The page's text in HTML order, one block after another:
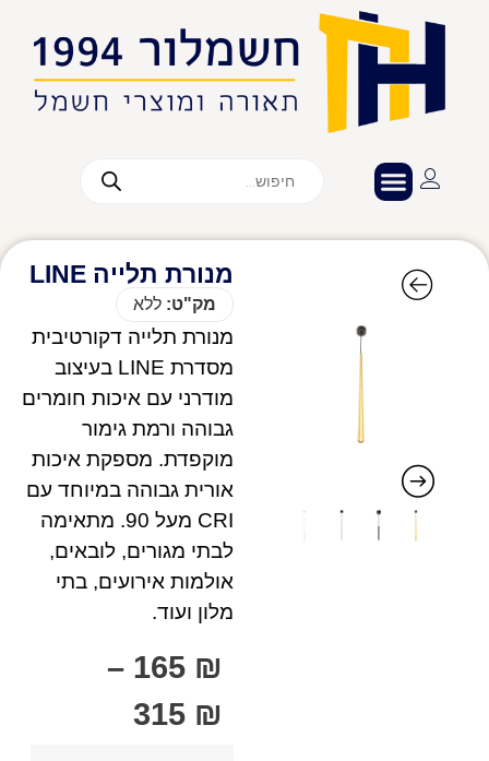
מנורת תלייה LINE
מק"ט: ללא
מנורת תלייה דקורטיבית
מסדרת LINE בעיצוב
מודרני עם איכות חומרים
גבוהה ורמת גימור
מוקפדת. מספקת איכות
אורית גבוהה במיוחד עם
CRI מעל 90. מתאימה
לבתי מגורים, לובאים,
אולמות אירועים, בתי
מלון ועוד.
165 ₪
–
315 ₪